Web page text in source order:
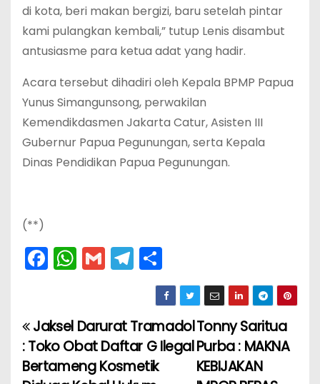
di kota, beri makan bergizi, baru setelah pintar
kami pulangkan kembali,” tutup Lenis disambut
antusiasme para ketua adat yang hadir.
Acara tersebut dihadiri oleh Kepala BPMP Papua
Yunus Simangunsong, perwakilan
Kemendikdasmen Jakarta Catur, Asisten III
Gubernur Papua Pegunungan, serta Kepala
Dinas Pendidikan Papua Pegunungan.
(**)
F
a
e
b
o
W
h
ts
A
p
G
m
l
T
el
gr
a
m
h
ar
e
N
a
Tonny Saritua
Purba : MAKNA
KEBIJAKAN
Jaksel Darurat Tramadol
: Toko Obat Daftar G Ilegal
Bertameng Kosmetik